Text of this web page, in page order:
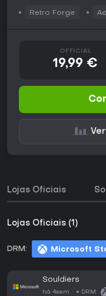
Retro Forge
OFFICIAL
19,99 €
Lojas Oficiais
Lojas Oficiais (1)
DRM: Microsoft
Souldiers
há 4sem DRM: